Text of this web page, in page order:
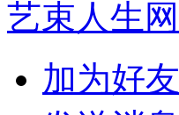
艺束人生网
加为好友